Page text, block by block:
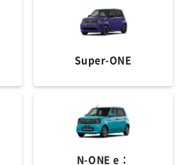
Super-ONE
N-ONE e：